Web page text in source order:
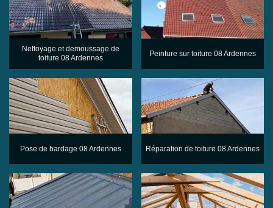
Nettoyage et demoussage de
toiture 08 Ardennes
Peinture sur toiture 08 Ardennes
Pose de bardage 08 Ardennes Réparation de toiture 08 Ardennes